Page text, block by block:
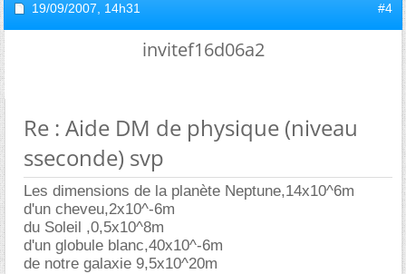
19/09/2007, 14h31 #4
invitef16d06a2
Re : Aide DM de physique (niveau
sseconde) svp
Les dimensions de la planète Neptune,14x10^6m
d'un cheveu,2x10^-6m
du Soleil ,0,5x10^8m
d'un globule blanc,40x10^-6m
de notre galaxie 9,5x10^20m